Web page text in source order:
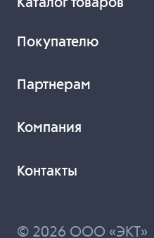
Каталог товаров
Покупателю
Партнерам
Компания
Контакты
© 2026 ООО «ЭКТ»